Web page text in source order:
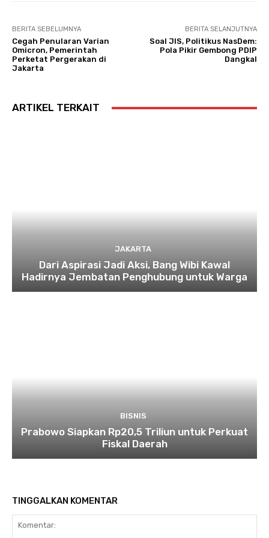
BERITA SEBELUMNYA
Cegah Penularan Varian
Omicron, Pemerintah
Perketat Pergerakan di
Jakarta
BERITA SELANJUTNYA
Soal JIS, Politikus NasDem:
Pola Pikir Gembong PDIP
Dangkal
ARTIKEL TERKAIT
JAKARTA
Dari Aspirasi Jadi Aksi, Bang Wibi Kawal
Hadirnya Jembatan Penghubung untuk Warga
BISNIS
Prabowo Siapkan Rp20,5 Triliun untuk Perkuat
Fiskal Daerah
TINGGALKAN KOMENTAR